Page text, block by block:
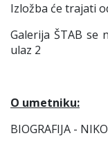
Izložba će trajati
Galerija ŠTAB se
ulaz 2
O umetniku:
BIOGRAFIJA -